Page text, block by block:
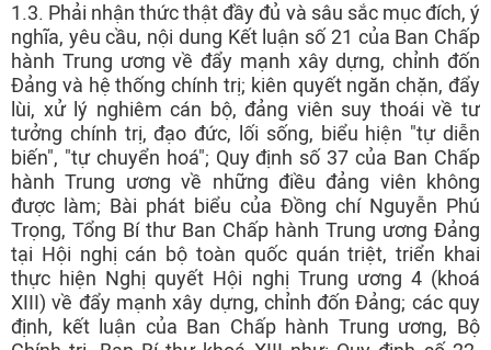
1.3. Phải nhận thức thật đầy đủ và sâu sắc mục đích, ý
nghĩa, yêu cầu, nội dung Kết luận số 21 của Ban Chấp
hành Trung ương về đẩy mạnh xây dựng, chỉnh đốn
Đảng và hệ thống chính trị; kiên quyết ngăn chặn, đẩy
lùi, xử lý nghiêm cán bộ, đảng viên suy thoái về tư
tưởng chính trị, đạo đức, lối sống, biểu hiện "tự diễn
biến", "tự chuyển hoá"; Quy định số 37 của Ban Chấp
hành Trung ương về những điều đảng viên không
được làm; Bài phát biểu của Đồng chí Nguyễn Phú
Trọng, Tổng Bí thư Ban Chấp hành Trung ương Đảng
tại Hội nghị cán bộ toàn quốc quán triệt, triển khai
thực hiện Nghị quyết Hội nghị Trung ương 4 (khoá
XIII) về đẩy mạnh xây dựng, chỉnh đốn Đảng; các quy
định, kết luận của Ban Chấp hành Trung ương, Bộ